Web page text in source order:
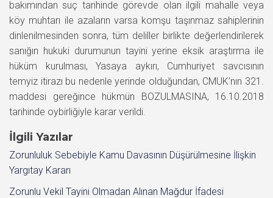
bakımından suç tarihinde görevde olan ilgili mahalle veya
köy muhtarı ile azaların varsa komşu taşınmaz sahiplerinin
dinlenilmesinden sonra, tüm deliller birlikte değerlendirilerek
sanığın hukuki durumunun tayini yerine eksik araştırma ile
hüküm kurulması, Yasaya aykırı, Cumhuriyet savcısının
temyiz itirazı bu nedenle yerinde olduğundan, CMUK’nın 321.
maddesi gereğince hükmün BOZULMASINA, 16.10.2018
tarihinde oybirliğiyle karar verildi.
İlgili Yazılar
Zorunluluk Sebebiyle Kamu Davasının Düşürülmesine İlişkin
Yargıtay Kararı
Zorunlu Vekil Tayini Olmadan Alınan Mağdur İfadesi